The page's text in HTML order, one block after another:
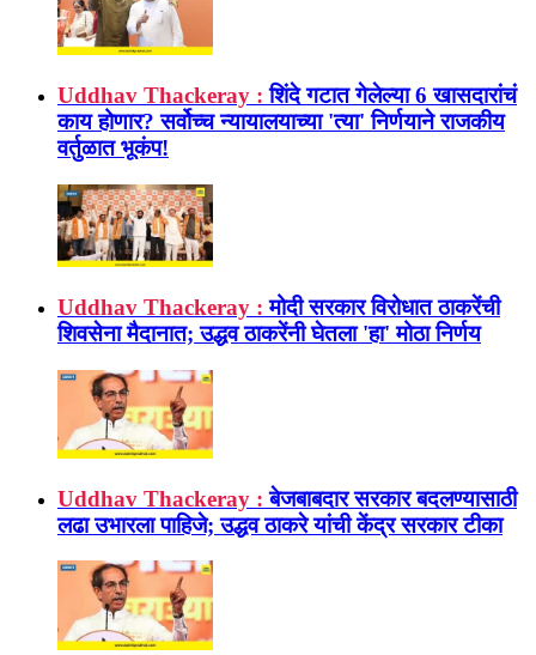
Uddhav Thackeray : शिंदे गटात गेलेल्या 6 खासदारांचं
काय होणार? सर्वोच्च न्यायालयाच्या 'त्या' निर्णयाने राजकीय
वर्तुळात भूकंप!
Uddhav Thackeray : मोदी सरकार विरोधात ठाकरेंची
शिवसेना मैदानात; उद्धव ठाकरेंनी घेतला 'हा' मोठा निर्णय
Uddhav Thackeray : बेजबाबदार सरकार बदलण्यासाठी
लढा उभारला पाहिजे; उद्धव ठाकरे यांची केंद्र सरकार टीका